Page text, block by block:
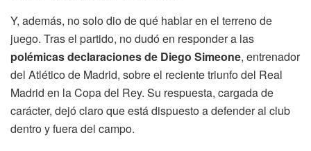
Y, además, no solo dio de qué hablar en el terreno de
juego. Tras el partido, no dudó en responder a las
polémicas declaraciones de Diego Simeone, entrenador
del Atlético de Madrid, sobre el reciente triunfo del Real
Madrid en la Copa del Rey. Su respuesta, cargada de
carácter, dejó claro que está dispuesto a defender al club
dentro y fuera del campo.